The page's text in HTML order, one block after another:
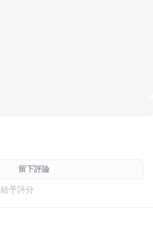
留下評論
給予評分